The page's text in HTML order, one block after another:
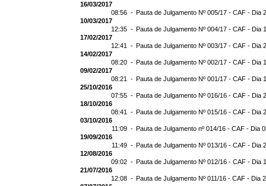
16/03/2017
08:56 - Pauta de Julgamento Nº 005/17 - CAF - Dia
10/03/2017
12:35 - Pauta de Julgamento Nº 004/17 - CAF - Dia
17/02/2017
12:41 - Pauta de Julgamento Nº 003/17 - CAF - Dia
14/02/2017
08:20 - Pauta de Julgamento Nº 002/17 - CAF - Dia
09/02/2017
08:21 - Pauta de Julgamento Nº 001/17 - CAF - Dia
25/10/2016
07:55 - Pauta de Julgamento Nº 016/16 - CAF - Dia
18/10/2016
08:41 - Pauta de Julgamento Nº 015/16 - CAF - Dia
03/10/2016
11:09 - Pauta de Julgamento nº 014/16 - CAF - Dia
19/09/2016
11:49 - Pauta de Julgamento Nº 013/16 - CAF - Dia
12/08/2016
09:02 - Pauta de Julgamento Nº 012/16 - CAF - Dia
21/07/2016
12:08 - Pauta de Julgamento Nº 011/16 - CAF - Dia